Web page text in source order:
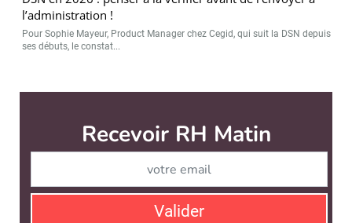
l’administration !
Pour Sophie Mayeur, Product Manager chez Cegid, qui suit la DSN depuis
ses débuts, le constat...
RH Matin est édité par